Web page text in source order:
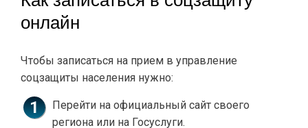
онлайн
Чтобы записаться на прием в управление
соцзащиты населения нужно:
Перейти на официальный сайт своего
региона или на Госуслуги.